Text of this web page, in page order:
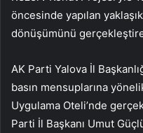
öncesinde yapılan
dönüşümünü
AK Parti Yalova İl
basın mensuplarına
Uygulama Oteli’nde
Parti İl Başkanı Umut